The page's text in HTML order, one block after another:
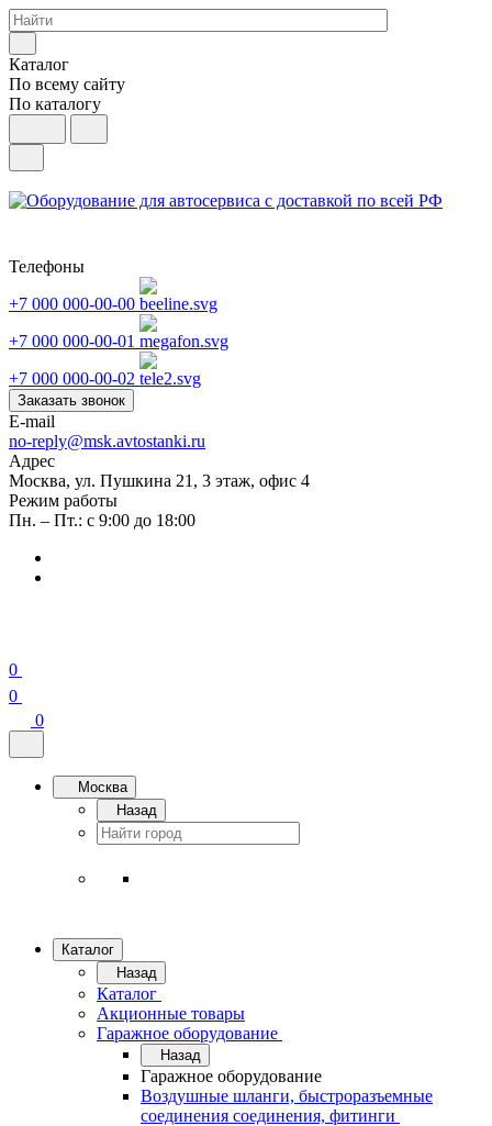
Каталог
По всему сайту
По каталогу
Телефоны
+7 000 000-00-00
+7 000 000-00-01
+7 000 000-00-02
Заказать звонок
E-mail
no-reply@msk.avtostanki.ru
Адрес
Москва, ул. Пушкина 21, 3 этаж, офис 4
Режим работы
Пн. – Пт.: с 9:00 до 18:00
0
0
0
Москва
Назад
Каталог
Назад
Каталог
Акционные товары
Гаражное оборудование
Назад
Гаражное оборудование
Воздушные шланги, быстроразъемные
соединения соединения, фитинги